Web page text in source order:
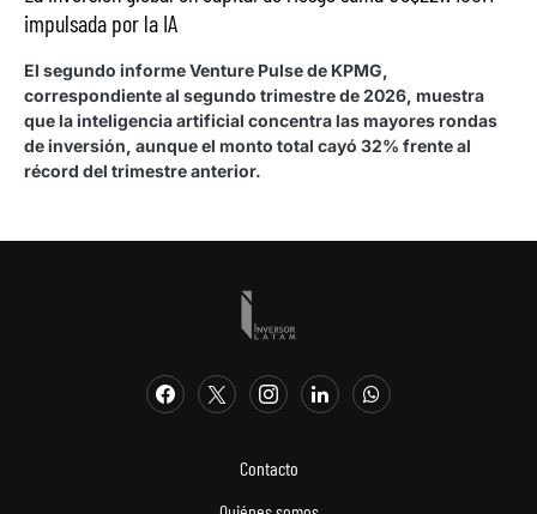
impulsada por la IA
El segundo informe Venture Pulse de KPMG,
correspondiente al segundo trimestre de 2026, muestra
que la inteligencia artificial concentra las mayores rondas
de inversión, aunque el monto total cayó 32% frente al
récord del trimestre anterior.
Contacto